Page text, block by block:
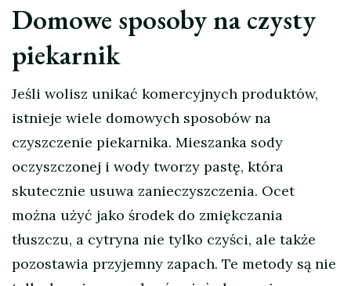
Domowe sposoby na czysty
piekarnik
Jeśli wolisz unikać komercyjnych produktów,
istnieje wiele domowych sposobów na
czyszczenie piekarnika. Mieszanka sody
oczyszczonej i wody tworzy pastę, która
skutecznie usuwa zanieczyszczenia. Ocet
można użyć jako środek do zmiękczania
tłuszczu, a cytryna nie tylko czyści, ale także
pozostawia przyjemny zapach. Te metody są nie